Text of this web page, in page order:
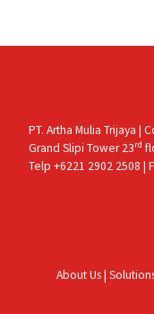
PT. Artha Mulia Trijaya |
Grand Slipi Tower 23rd
Telp +6221 2902 2508 |
About Us|